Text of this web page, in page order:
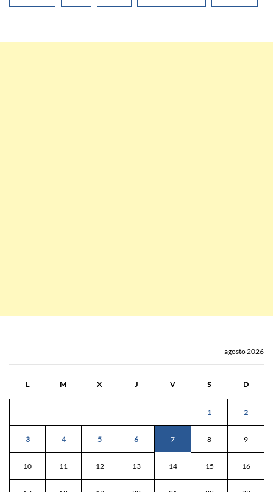
agosto 2026
L M X J V S D
1 2
3 4 5 6 7 8 9
10 11 12 13 14 15 16